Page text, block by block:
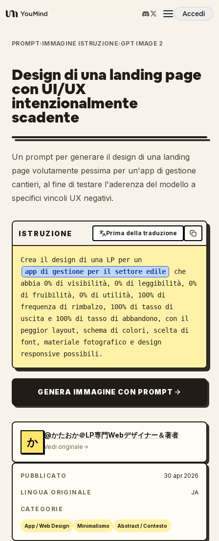
YouMind
Accedi
Panoramica
Casi d'uso
Abilità
Prompt
Prezzi
Scarica
Blog
Aggiornamenti
PROMPT›IMMAGINE ISTRUZIONE›GPT IMAGE 2
Design di una landing page
con UI/UX
intenzionalmente
scadente
Un prompt per generare il design di una landing
page volutamente pessima per un'app di gestione
cantieri, al fine di testare l'aderenza del modello a
specifici vincoli UX negativi.
ISTRUZIONE Prima della traduzione
Crea il design di una LP per un
app di gestione per il settore edile
che
abbia 0% di visibilità, 0% di leggibilità, 0%
di fruibilità, 0% di utilità, 100% di
frequenza di rimbalzo, 100% di tasso di
uscita e 100% di tasso di abbandono, con il
peggior layout, schema di colori, scelta di
font, materiale fotografico e design
responsive possibili.
GENERA IMMAGINE CON PROMPT
か
@かたおか＠LP専門Webデザイナー＆著者
Vedi originale
PUBBLICATO 30 apr 2026
LINGUA ORIGINALE JA
CATEGORIE
App / Web Design Minimalismo Abstract / Contesto